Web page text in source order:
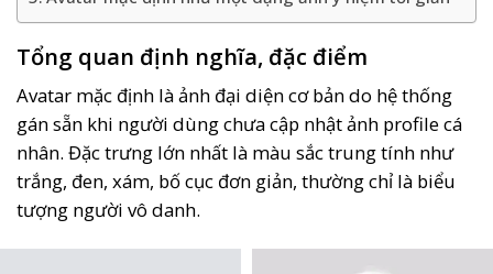
Tổng quan định nghĩa, đặc điểm
Avatar mặc định là ảnh đại diện cơ bản do hệ thống
gán sẵn khi người dùng chưa cập nhật ảnh profile cá
nhân. Đặc trưng lớn nhất là màu sắc trung tính như
trắng, đen, xám, bố cục đơn giản, thường chỉ là biểu
tượng người vô danh.